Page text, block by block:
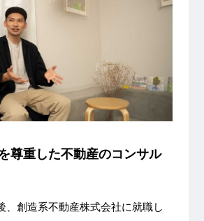
尊重した不動産のコンサル
、創造系不動産株式会社に就職し